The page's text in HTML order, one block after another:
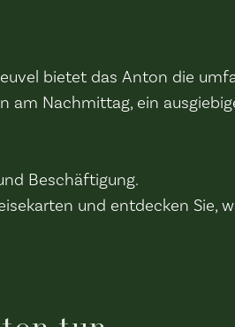
bietet das Anton die
am Nachmittag, ein
Beschäftigung.
und entdecken Sie,